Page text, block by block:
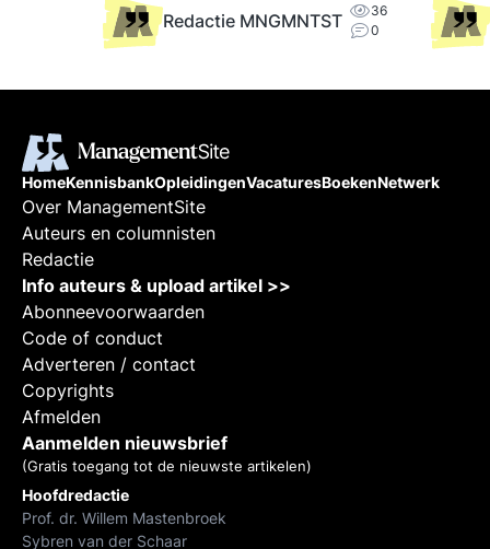
Redactie MNGMNTST
36
0
HomeKennisbankOpleidingenVacaturesBoekenNetwerk
Over ManagementSite
Auteurs en columnisten
Redactie
Info auteurs & upload artikel >>
Abonneevoorwaarden
Code of conduct
Adverteren / contact
Copyrights
Afmelden
Aanmelden nieuwsbrief
(Gratis toegang tot de nieuwste artikelen)
Hoofdredactie
Prof. dr. Willem Mastenbroek
Sybren van der Schaar